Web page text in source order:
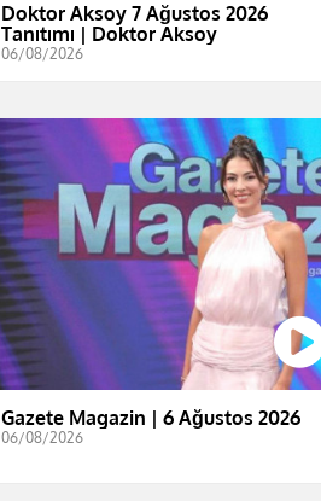
Doktor Aksoy 7 Ağustos 2026
Tanıtımı | Doktor Aksoy
06/08/2026
Gazete Magazin | 6 Ağustos 2026
06/08/2026